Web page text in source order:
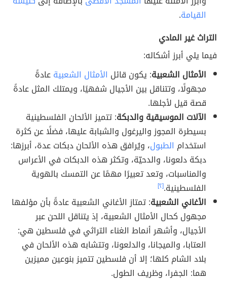
القيامة.
التراث غير المادي
فيما يلي أبرز أشكاله:
الأمثال الشعبية: يكون قائل الأمثال الشعبيةعادةً
مجهولًا، وتتناقل بين الأجيال شفهيًا، ويمتلك المثل عادةً
قصة قيل لأجلها.
الآلات الموسيقية والدبكة: تتميز الألحان الفلسطينية
بسيطرة المجوز واليرغول والشبابة عليها، فضلًا عن كثرة
استخدام الطبول، ويُرافق هذه الألحان دبكات عدة، أبرزها:
دبكة دلعونا، والدحيّة، وتكثر هذه الدبكات في الأعراس
والمناسبات، وتعد تعبيرًا مهمًا عن التمسك بالهوية
الفلسطينية.[٢]
الأغاني الشعبية: تمتاز الأغاني الشعبية عادةً بأن مؤلفها
مجهول كحال الأمثال الشعبية، إذ يتناقل اللحن عبر
الأجيال، وأشهر أنماط الغناء التراثي في فلسطين هي:
العتابا، والميجانا، والدلعونا، وتتشابه هذه الألحان في
بلاد الشام كلها؛ إلا أن فلسطين تتميز بنوعين مميزين
هما: الجفرا، وظريف الطول.